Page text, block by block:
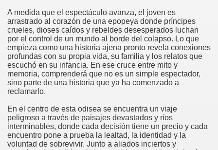
A medida que el espectáculo avanza, el joven es
arrastrado al corazón de una epopeya donde príncipes
crueles, dioses caídos y rebeldes desesperados luchan
por el control de un mundo al borde del colapso. Lo que
empieza como una historia ajena pronto revela conexiones
profundas con su propia vida, su familia y los relatos que
escuchó en su infancia. En ese cruce entre mito y
memoria, comprenderá que no es un simple espectador,
sino parte de una historia que ya ha comenzado a
reclamarlo.
En el centro de esta odisea se encuentra un viaje
peligroso a través de paisajes devastados y ríos
interminables, donde cada decisión tiene un precio y cada
encuentro pone a prueba la lealtad, la identidad y la
voluntad de sobrevivir. Junto a aliados inciertos y